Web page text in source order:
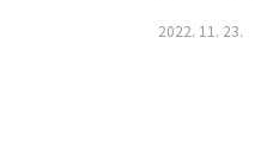
Here it is. 대답
2022. 11. 23.